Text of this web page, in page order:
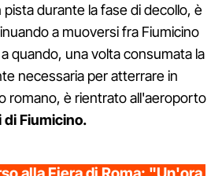
durante la fase di decollo, è
a muoversi fra Fiumicino
quando, una volta consumata la
necessaria per atterrare in
romano, è rientrato all'aeroporto
di Fiumicino.